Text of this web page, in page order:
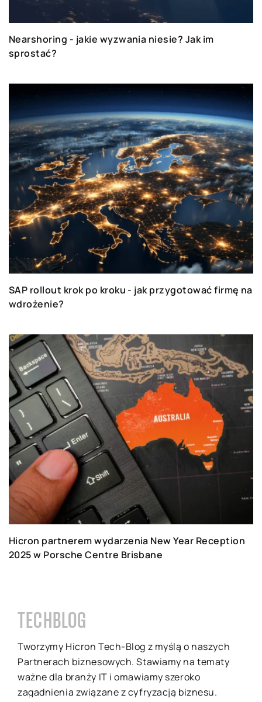
Nearshoring - jakie wyzwania niesie? Jak im
sprostać?
SAP rollout krok po kroku - jak przygotować firmę na
wdrożenie?
Hicron partnerem wydarzenia New Year Reception
2025 w Porsche Centre Brisbane
TECHBLOG
Tworzymy Hicron Tech-Blog z myślą o naszych
Partnerach biznesowych. Stawiamy na tematy
ważne dla branży IT i omawiamy szeroko
zagadnienia związane z cyfryzacją biznesu.